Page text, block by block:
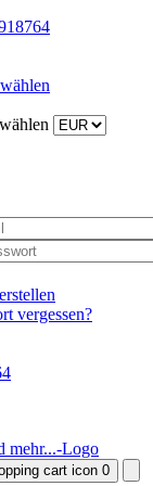
vergessen?
0